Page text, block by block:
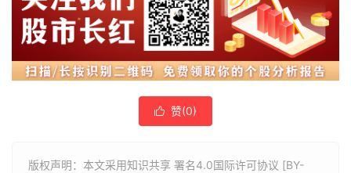
 赞(0)
版权声明：本文采用知识共享 署名4.0国际许可协议 [BY-